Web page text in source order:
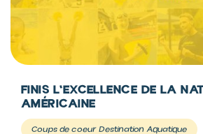
FINIS L'EXCELLENCE DE LA
AMÉRICAINE
Coups de coeur Destination Aquatique